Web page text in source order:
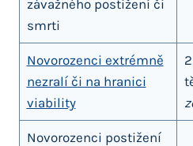
závažného postižení či
smrti
Novorozenci extrémně
nezralí či na hranici
viability
Novorozenci postižení